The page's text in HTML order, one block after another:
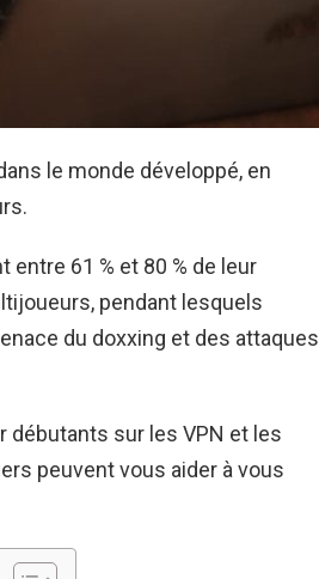
le monde développé, en
61 % et 80 % de leur
pendant lesquels
du doxxing et des attaques
débutants sur les VPN et les
peuvent vous aider à vous